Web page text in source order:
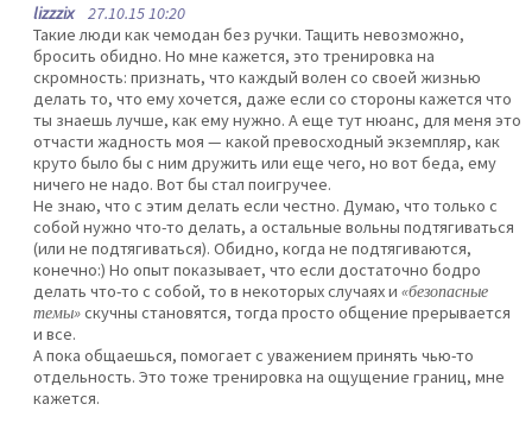
lizzzix27.10.15 10:20
Такие люди как чемодан без ручки. Тащить невозможно,
бросить обидно. Но мне кажется, это тренировка на
скромность: признать, что каждый волен со своей жизнью
делать то, что ему хочется, даже если со стороны кажется что
ты знаешь лучше, как ему нужно. А еще тут нюанс, для меня это
отчасти жадность моя — какой превосходный экземпляр, как
круто было бы с ним дружить или еще чего, но вот беда, ему
ничего не надо. Вот бы стал поигручее.
Не знаю, что с этим делать если честно. Думаю, что только с
собой нужно что-то делать, а остальные вольны подтягиваться
(или не подтягиваться). Обидно, когда не подтягиваются,
конечно:) Но опыт показывает, что если достаточно бодро
делать что-то с собой, то в некоторых случаях и «безопасные
темы»скучны становятся, тогда просто общение прерывается
и все.
А пока общаешься, помогает с уважением принять чью-то
отдельность. Это тоже тренировка на ощущение границ, мне
кажется.